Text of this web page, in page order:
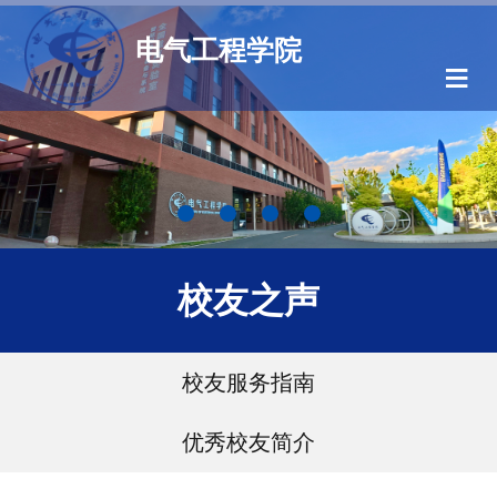
电气工程学院
≡
校友之声
校友服务指南
优秀校友简介